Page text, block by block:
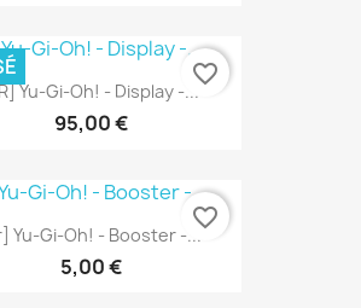
Yu-Gi-Oh! - Display -...
95,00 €
favorite_border
Yu-Gi-Oh! - Booster -...
5,00 €
favorite_border